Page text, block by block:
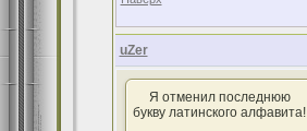
uZer
Я отменил последнюю
букву латинского алфавита!